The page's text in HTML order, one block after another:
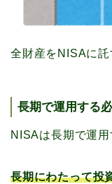
全財産をNISAに託
長期で運用する
NISAは長期で運用
長期にわたって投